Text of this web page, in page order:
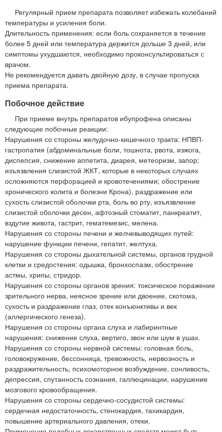
Регулярный прием препарата позволяет избежать колебаний
температуры и усиления боли.
Длительность применения: если боль сохраняется в течение
более 5 дней или температура держится дольше 3 дней, или
симптомы ухудшаются, необходимо проконсультироваться с
врачом.
Не рекомендуется давать двойную дозу, в случае пропуска
приема препарата.
Побочное действие
При приеме внутрь препаратов ибупрофена описаны
следующие побочные реакции:
Нарушения со стороны желудочно-кишечного тракта: НПВП-
гастропатия (абдоминальные боли, тошнота, рвота, изжога,
диспепсия, снижение аппетита, диарея, метеоризм, запор;
изъязвления слизистой ЖКТ, которые в некоторых случаях
осложняются перфорацией и кровотечениями; обострение
хронического колита и болезни Крона), раздражение или
сухость слизистой оболочки рта, боль во рту, изъязвление
слизистой оболочки десен, афтозный стоматит, панкреатит,
вздутие живота, гастрит, гематемезис, мелена.
Нарушения со стороны печени и желчевыводящих путей:
нарушение функции печени, гепатит, желтуха.
Нарушения со стороны дыхательной системы, органов грудной
клетки и средостения: одышка, бронхоспазм, обострение
астмы, хрипы, стридор.
Нарушения со стороны органов зрения: токсическое поражение
зрительного нерва, неясное зрение или двоение, скотома,
сухость и раздражение глаз, отек конъюнктивы и век
(аллергического генеза).
Нарушения со стороны органа слуха и лабиринтные
нарушения: снижение слуха, вертиго, звон или шум в ушах.
Нарушения со стороны нервной системы: головная боль,
головокружение, бессонница, тревожность, нервозность и
раздражительность, психомоторное возбуждение, сонливость,
депрессия, спутанность сознания, галлюцинации, нарушение
мозгового кровообращения.
Нарушения со стороны сердечно-сосудистой системы:
сердечная недостаточность, стенокардия, тахикардия,
повышение артериального давления, отеки.